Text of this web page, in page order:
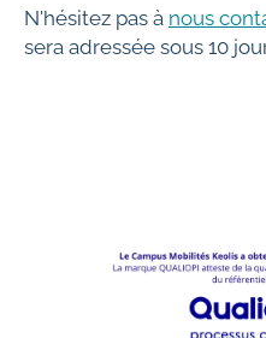
N'hésitez pas à nous
sera adressée sous 10